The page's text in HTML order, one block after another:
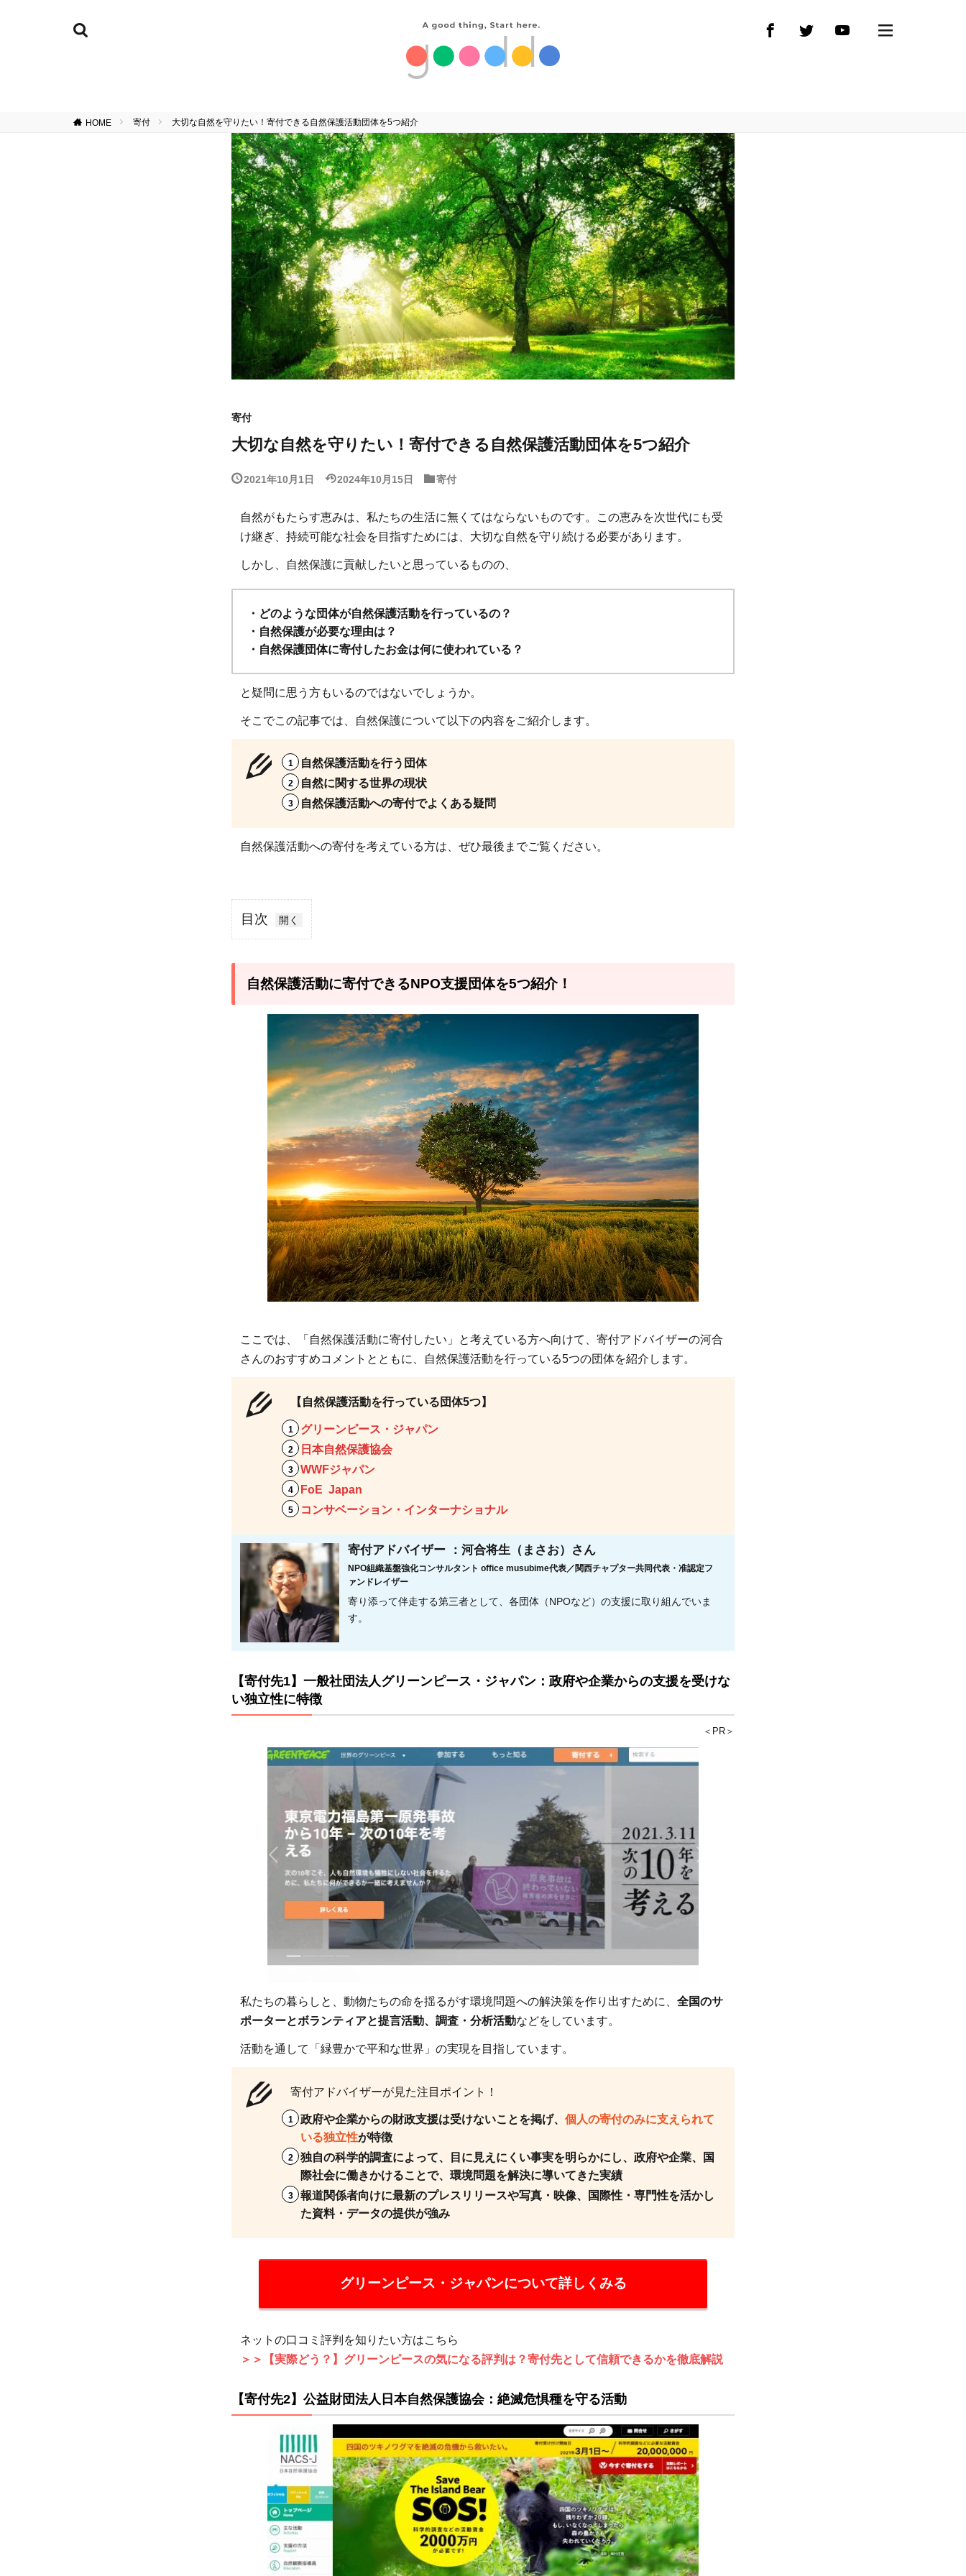
HOME 寄付 大切な自然を守りたい！寄付できる自然保護活動団体を5つ紹介
寄付
大切な自然を守りたい！寄付できる自然保護活動団体を5つ紹介
2021年10月1日 2024年10月15日 寄付
自然がもたらす恵みは、私たちの生活に無くてはならないものです。この恵みを次世代にも受
け継ぎ、持続可能な社会を目指すためには、大切な自然を守り続ける必要があります。
しかし、自然保護に貢献したいと思っているものの、
・どのような団体が自然保護活動を行っているの？
・自然保護が必要な理由は？
・自然保護団体に寄付したお金は何に使われている？
と疑問に思う方もいるのではないでしょうか。
そこでこの記事では、自然保護について以下の内容をご紹介します。
自然保護活動を行う団体
自然に関する世界の現状
自然保護活動への寄付でよくある疑問
自然保護活動への寄付を考えている方は、ぜひ最後までご覧ください。
目次
1
保護
に寄
きる
NPO
支援
つ紹
介！
1.1
【寄
付先
1】
一般
社団
ーン
ピー
ジャ
パ
ン：
政府
や企
業か
らの
を受
けな
い独
立性
に特
【寄
付先
公益
財団
自然
保護
協
会：
危惧
守る
活動
【寄付
先3】
公益財
世界自
基金ジ
ャパン
（WWF
ジャパ
ン）：
環境保
に活動
1.4
【寄
NPO法人
FoEJapan：
持続可能な
エネルギー
社会を目指
す
1.5
【寄
付先
5】
自然保護活動に寄付できるNPO支援団体を5つ紹介！
ここでは、「自然保護活動に寄付したい」と考えている方へ向けて、寄付アドバイザーの河合
さんのおすすめコメントとともに、自然保護活動を行っている5つの団体を紹介します。
【自然保護活動を行っている団体5つ】
グリーンピース・ジャパン
日本自然保護協会
WWFジャパン
FoE Japan
コンサベーション・インターナショナル
寄付アドバイザー ：河合将生（まさお）さん
NPO組織基盤強化コンサルタント office musubime代表／関西チャプター共同代表・准認定フ
ァンドレイザー
寄り添って伴走する第三者として、各団体（NPOなど）の支援に取り組んでいま
す。
【寄付先1】一般社団法人グリーンピース・ジャパン：政府や企業からの支援を受けな
い独立性に特徴
＜PR＞
私たちの暮らしと、動物たちの命を揺るがす環境問題への解決策を作り出すために、 全国のサ
ポーターとボランティアと提言活動、調査・分析活動などをしています。
活動を通して「緑豊かで平和な世界」の実現を目指しています。
寄付アドバイザーが見た注目ポイント！
政府や企業からの財政支援は受けないことを掲げ、個人の寄付のみに支えられて
いる独立性が特徴
独自の科学的調査によって、目に見えにくい事実を明らかにし、政府や企業、国
際社会に働きかけることで、環境問題を解決に導いてきた実績
報道関係者向けに最新のプレスリリースや写真・映像、国際性・専門性を活かし
た資料・データの提供が強み
グリーンピース・ジャパンについて詳しくみる
ネットの口コミ評判を知りたい方はこちら
＞＞【実際どう？】グリーンピースの気になる評判は？寄付先として信頼できるかを徹底解説
【寄付先2】公益財団法人日本自然保護協会：絶滅危惧種を守る活動